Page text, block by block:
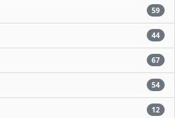
59
44
67
54
12